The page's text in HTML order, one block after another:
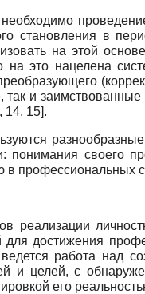
становления в
на этой
на это нацелена
так и
14, 15].
понимания своего
в профессиональных
реализации
для достижения
работа над
и целей, с
его